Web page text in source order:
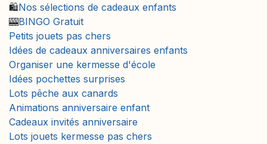
🛍️Nos sélections de cadeaux enfants
🎰BINGO Gratuit
Petits jouets pas chers
Idées de cadeaux anniversaires enfants
Organiser une kermesse d'école
Idées pochettes surprises
Lots pêche aux canards
Animations anniversaire enfant
Cadeaux invités anniversaire
Lots jouets kermesse pas chers